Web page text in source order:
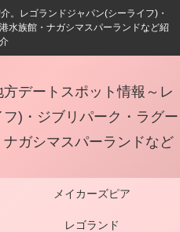
。レゴランドジャパン(シーライフ)・
水族館・ナガシマスパーランドなど紹
介
デートスポット情報～レ
)・ジブリパーク・ラグー
ガシマスパーランドなど
メイカーズピア
レゴランド